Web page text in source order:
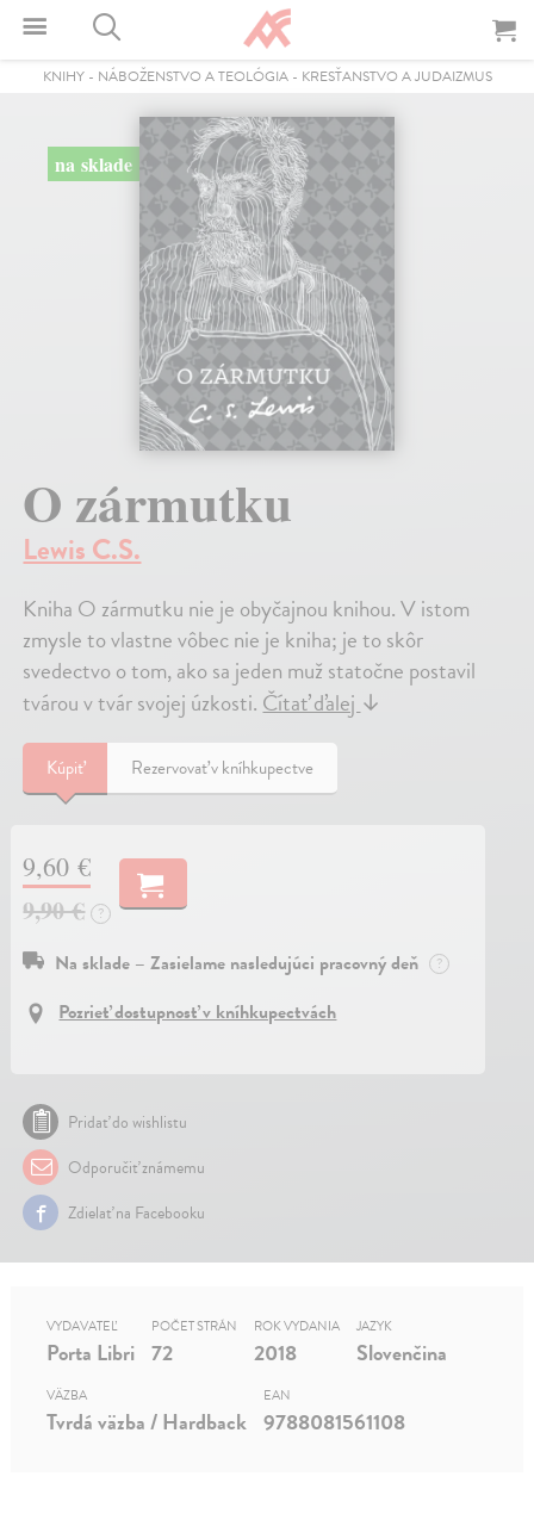
KNIHY- NÁBOŽENSTVO A TEOLÓGIA- KRESŤANSTVO A JUDAIZMUS
na sklade
O zármutku
Lewis C.S.
Kniha O zármutku nie je obyčajnou knihou. V istom
zmysle to vlastne vôbec nie je kniha; je to skôr
svedectvo o tom, ako sa jeden muž statočne postavil
tvárou v tvár svojej úzkosti. Čítať ďalej ↓
Kúpiť Rezervovať v kníhkupectve
9,60 €
9,90 €
?
Na sklade – Zasielame nasledujúci pracovný deň ?
Pozrieť dostupnosť v kníhkupectvách
Pridať do wishlistu
Odporučiť známemu
Zdielať na Facebooku
VYDAVATEĽ
Porta Libri
POČET STRÁN
72
ROK VYDANIA
2018
JAZYK
Slovenčina
VÄZBA
Tvrdá väzba / Hardback
EAN
9788081561108